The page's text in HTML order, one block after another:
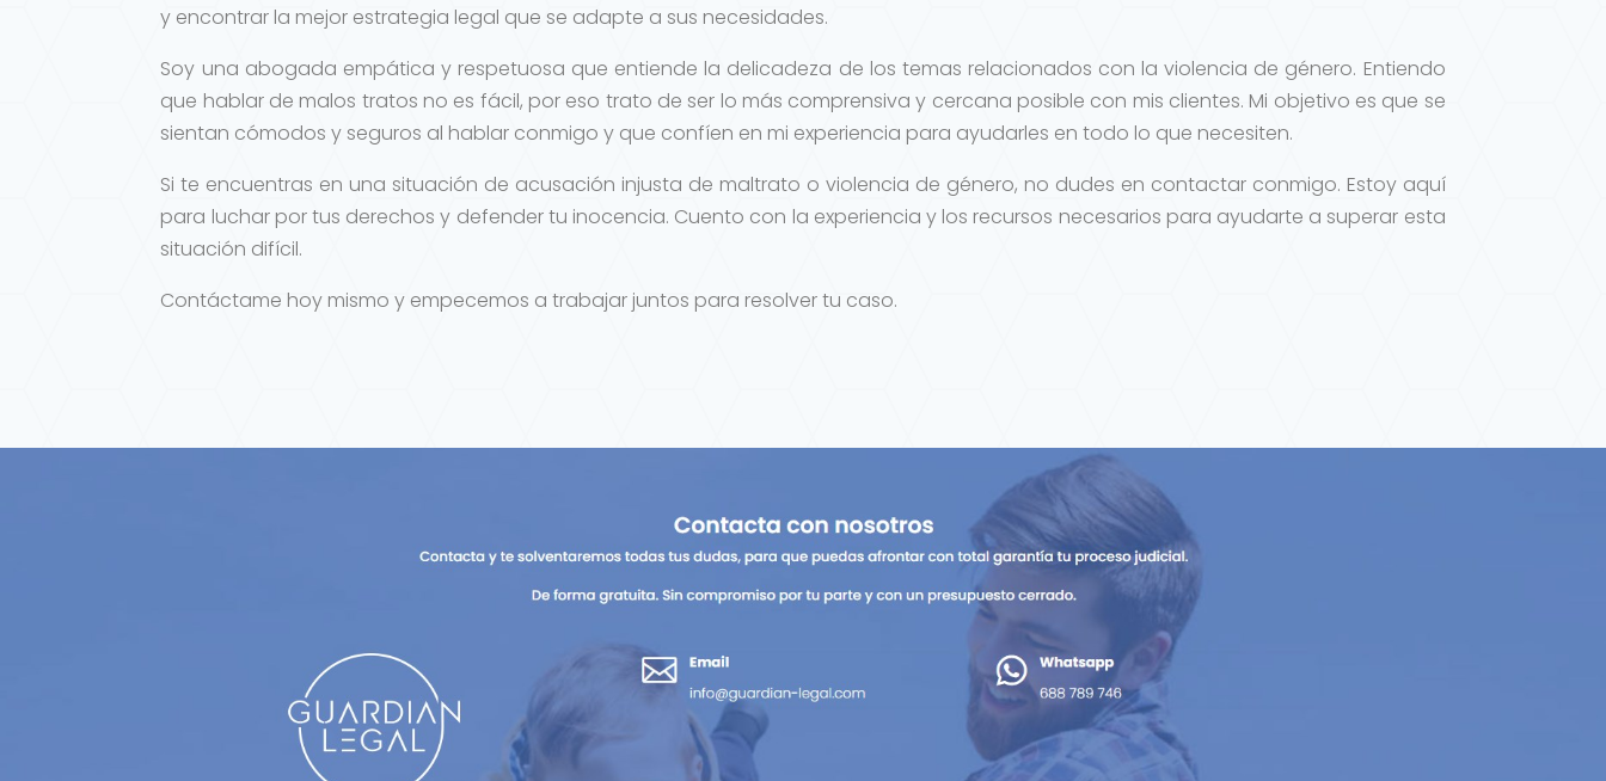
y encontrar la mejor estrategia legal que se adapte a sus necesidades.
Soy una abogada empática y respetuosa que entiende la delicadeza de los temas relacionados con la violencia de género. Entiendo
que hablar de malos tratos no es fácil, por eso trato de ser lo más comprensiva y cercana posible con mis clientes. Mi objetivo es que se
sientan cómodos y seguros al hablar conmigo y que confíen en mi experiencia para ayudarles en todo lo que necesiten.
Si te encuentras en una situación de acusación injusta de maltrato o violencia de género, no dudes en contactar conmigo. Estoy aquí
para luchar por tus derechos y defender tu inocencia. Cuento con la experiencia y los recursos necesarios para ayudarte a superar esta
situación difícil.
Contáctame hoy mismo y empecemos a trabajar juntos para resolver tu caso.